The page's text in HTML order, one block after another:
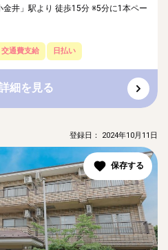
金井」駅より 徒歩15分 ※5分に1本ペー
交通費支給 日払い
細を見る
登録日： 2024年10月11日